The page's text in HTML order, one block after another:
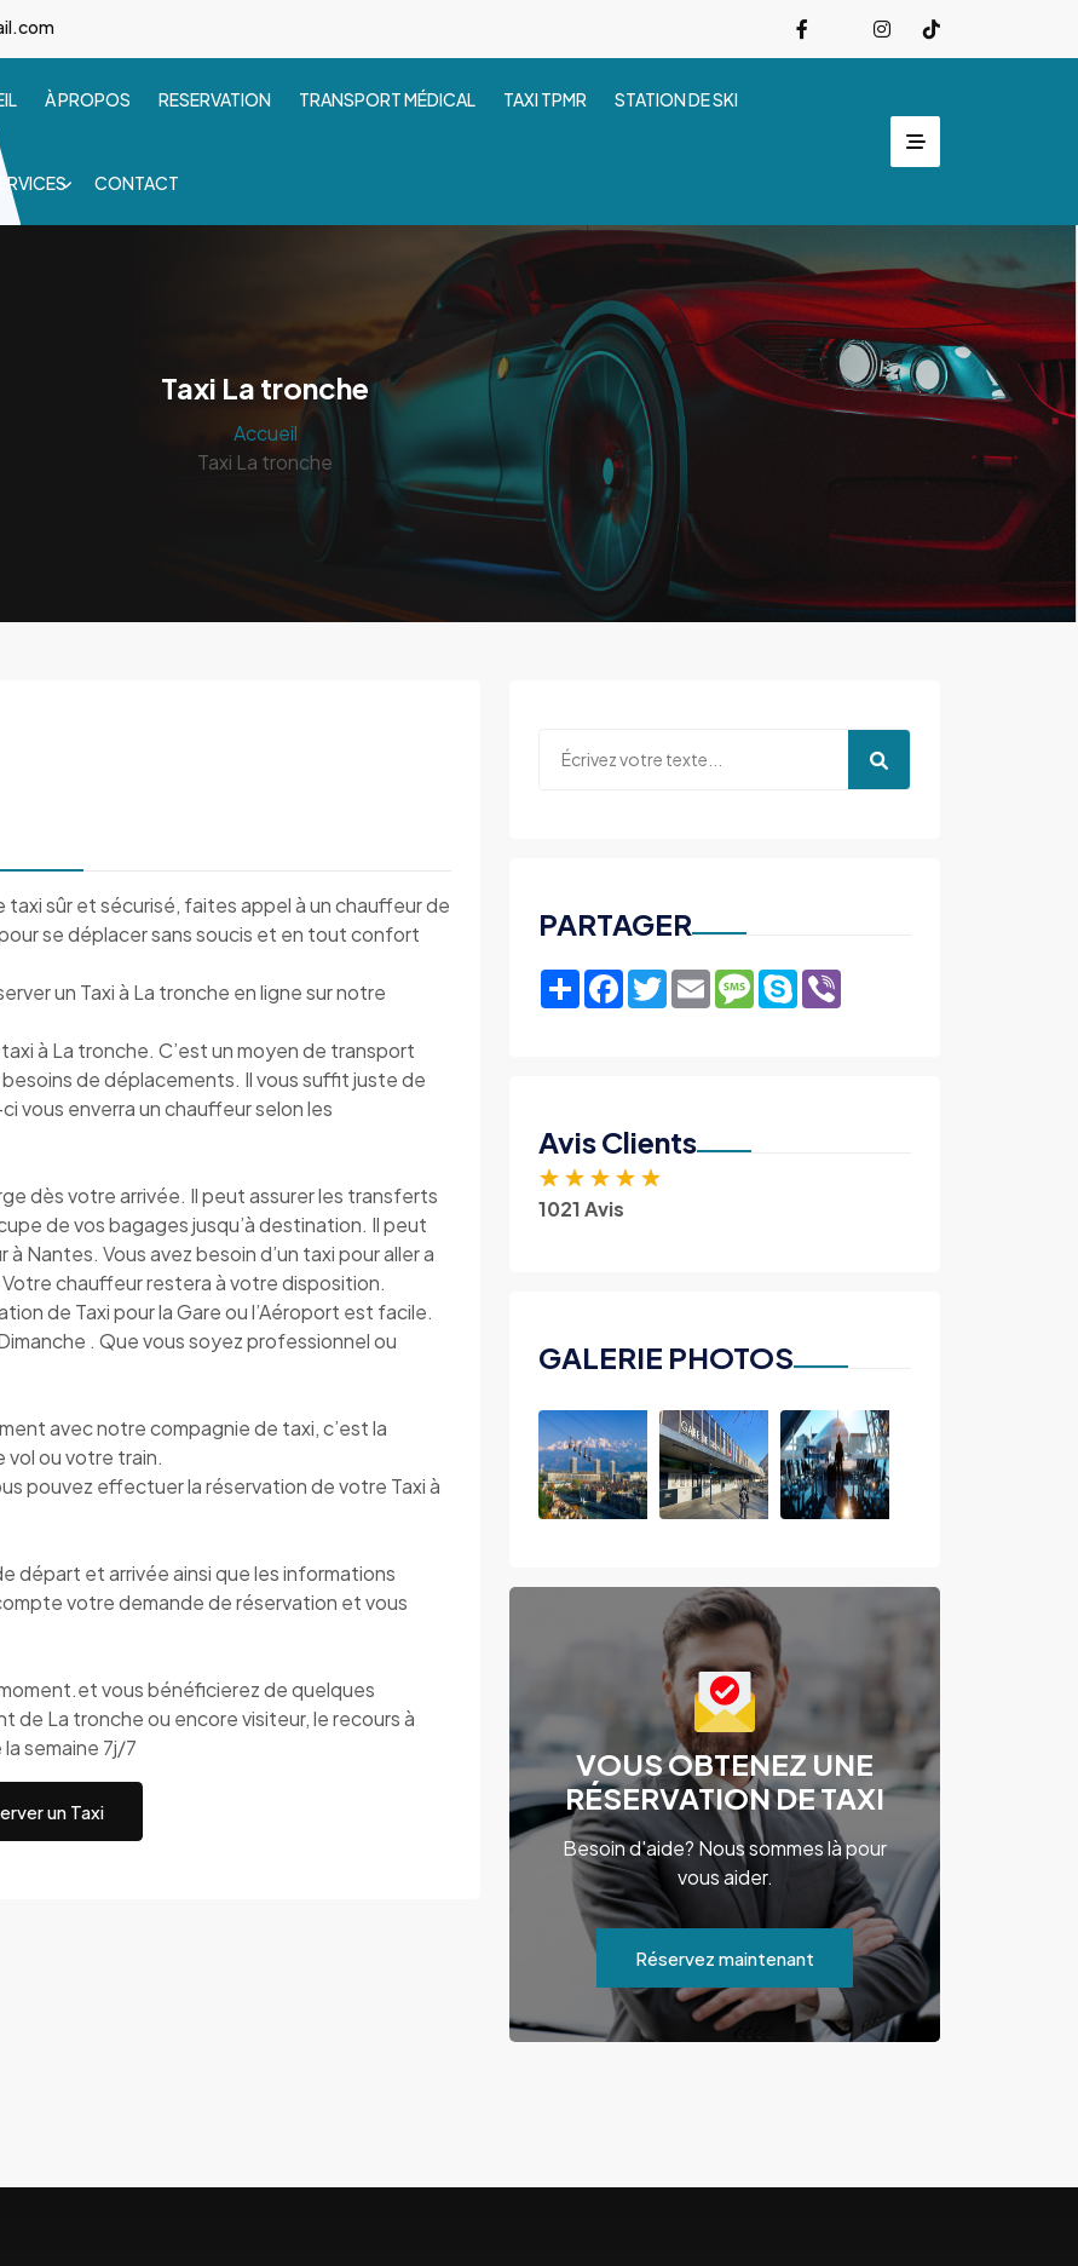
À PROPOS RESERVATION TRANSPORT MÉDICAL TAXI TPMR STATION DE SKI
CONTACT
Taxi La tronche
Accueil
Taxi La tronche
taxi sûr et sécurisé, faites appel à un chauffeur de
se déplacer sans soucis et en tout confort
un Taxi à La tronche en ligne sur notre
à La tronche. C’est un moyen de transport
de déplacements. Il vous suffit juste de
vous enverra un chauffeur selon les
dès votre arrivée. Il peut assurer les transferts
de vos bagages jusqu’à destination. Il peut
Nantes. Vous avez besoin d’un taxi pour aller a
chauffeur restera à votre disposition.
de Taxi pour la Gare ou l’Aéroport est facile.
. Que vous soyez professionnel ou
avec notre compagnie de taxi, c’est la
vol ou votre train.
pouvez effectuer la réservation de votre Taxi à
départ et arrivée ainsi que les informations
votre demande de réservation et vous
vous bénéficierez de quelques
de La tronche ou encore visiteur, le recours à
semaine 7j/7
un Taxi
PARTAGER
ShareFacebook
TwitterEmailMessage
Skype
Avis Clients
★ ★ ★ ★ ★
1021 Avis
GALERIE PHOTOS
VOUS OBTENEZ UNE
RÉSERVATION DE TAXI
Besoin d'aide? Nous sommes là pour
vous aider.
Réservez maintenant